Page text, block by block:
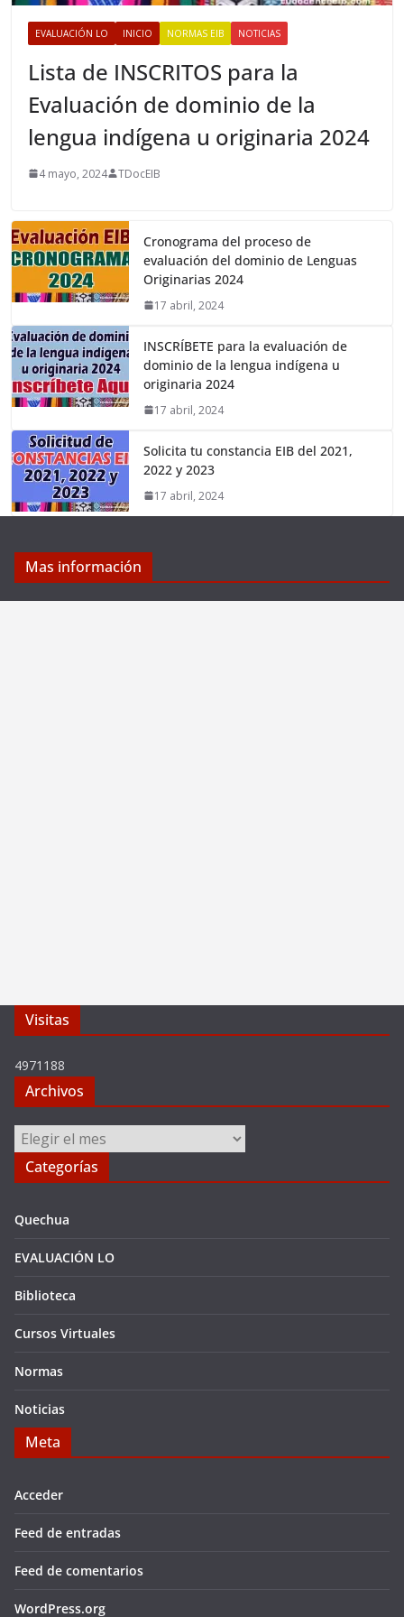
EVALUACIÓN LO INICIO NORMAS EIB NOTICIAS
Lista de INSCRITOS para la
Evaluación de dominio de la
lengua indígena u originaria 2024
4 mayo, 2024 TDocEIB
Cronograma del proceso de
evaluación del dominio de Lenguas
Originarias 2024
17 abril, 2024
INSCRÍBETE para la evaluación de
dominio de la lengua indígena u
originaria 2024
17 abril, 2024
Solicita tu constancia EIB del 2021,
2022 y 2023
17 abril, 2024
Mas información
Visitas
4971188
Archivos
Archivos
Categorías
Quechua
EVALUACIÓN LO
Biblioteca
Cursos Virtuales
Normas
Noticias
Meta
Acceder
Feed de entradas
Feed de comentarios
WordPress.org